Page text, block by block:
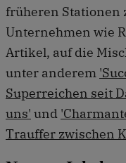
früheren Stationen
Unternehmen wie
Artikel, auf die
unter anderem
Superreichen seit
uns' und
Trauffer zwischen